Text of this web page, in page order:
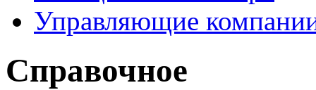
Управляющие
Справочное